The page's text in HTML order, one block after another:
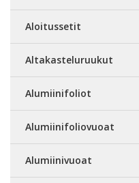
Aloitussetit
Altakasteluruukut
Alumiinifoliot
Alumiinifoliovuoat
Alumiinivuoat